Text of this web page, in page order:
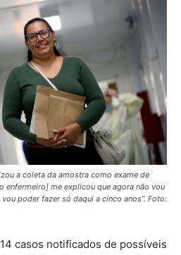
a coleta da amostra como exame de
enfermeiro] me explicou que agora não vou
poder fazer só daqui a cinco anos”. Foto:
casos notificados de possíveis